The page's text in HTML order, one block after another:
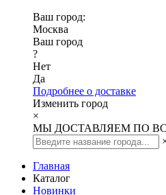
Ваш город:
Москва
Ваш город
?
Нет
Да
Подробнее о доставке
Изменить город
×
МЫ ДОСТАВЛЯЕМ ПО
Главная
Каталог
Новинки